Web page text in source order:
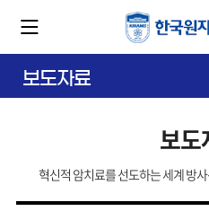
보도자료
보도
혁신적 암치료를 선도하는 세계 방